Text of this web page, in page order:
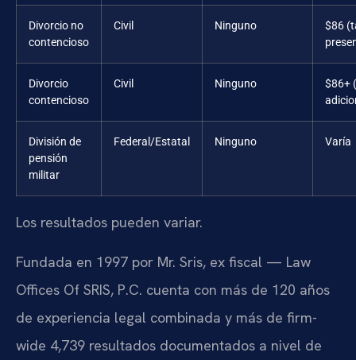
Divorcio no
contencioso
Civil Ninguno
$86
Divorcio
contencioso
Civil Ninguno
$86+
División de
pensión
militar
Federal/Estatal Ninguno Varía
Los resultados pueden variar.
Fundada en 1997 por Mr. Sris, ex fiscal — Law
Offices Of SRIS, P.C. cuenta con más de 120 años
de experiencia legal combinada y más de firm-
wide 4,739 resultados documentados a nivel de